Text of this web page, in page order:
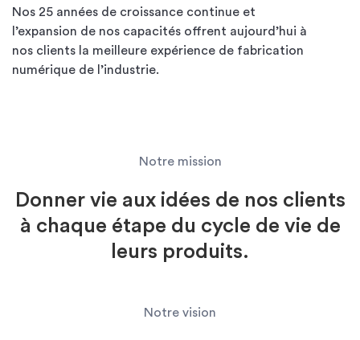
Nos 25 années de croissance continue et
l’expansion de nos capacités offrent aujourd’hui à
nos clients la meilleure expérience de fabrication
numérique de l’industrie.
Notre mission
Donner vie aux idées de nos clients
à chaque étape du cycle de vie de
leurs produits.
Notre vision